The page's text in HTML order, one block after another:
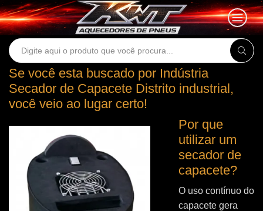
Search
Se você esta buscado por Indústria
Secador de Capacete Distrito industrial,
você veio ao lugar certo!
Por que
utilizar um
secador de
capacete?
O uso contínuo do
capacete gera